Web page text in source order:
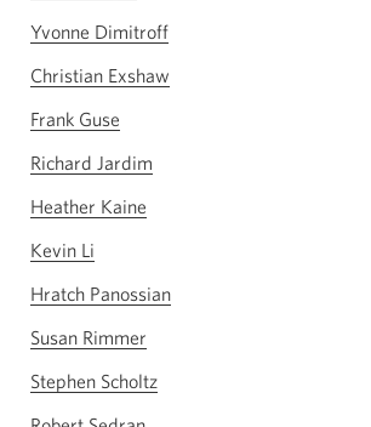
Yvonne Dimitroff
Christian Exshaw
Frank Guse
Richard Jardim
Heather Kaine
Kevin Li
Hratch Panossian
Susan Rimmer
Stephen Scholtz